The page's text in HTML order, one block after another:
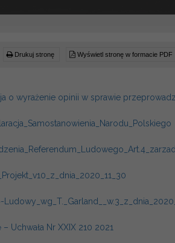
Drukuj stronę Wyświetl stronę w formacie PDF
o wyrażenie opinii w sprawie
Uchwała Nr XXIX 210 2021